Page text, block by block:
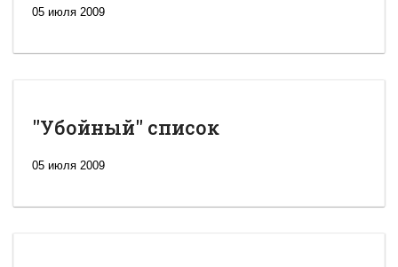
05 июля 2009
"Убойный" список
05 июля 2009